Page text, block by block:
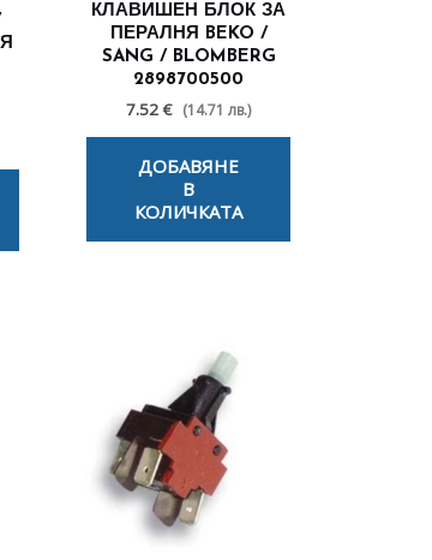
КЛАВИШЕН БЛОК ЗА
ПЕРАЛНЯ BEKO /
SANG / BLOMBERG
2898700500
7.52 € (14.71 лв.)
ДОБАВЯНЕ
В
КОЛИЧКАТА